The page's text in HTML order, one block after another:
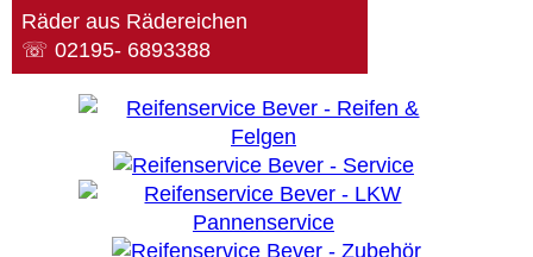
Räder aus Rädereichen
☏ 02195- 6893388